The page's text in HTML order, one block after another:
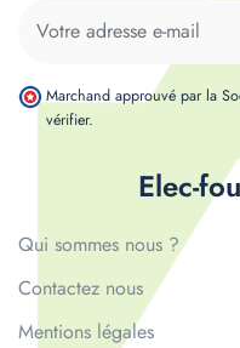
Elec-
Qui sommes nous ?
Contactez nous
Mentions légales
Marchand approuvé par la
vérifier.